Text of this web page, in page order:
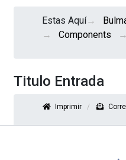
Estas Aquí
Components
Titulo Entrada
Imprimir